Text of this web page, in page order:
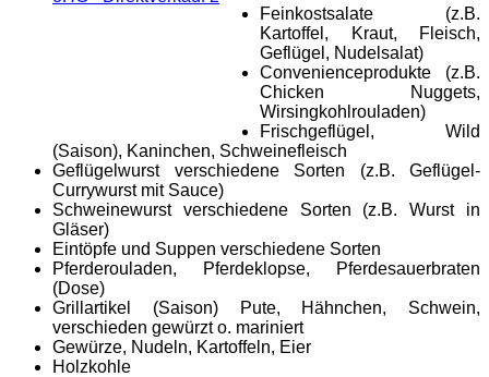
Feinkostsalate (z.B.
Kartoffel, Kraut, Fleisch,
Geflügel, Nudelsalat)
Convenienceprodukte (z.B.
Chicken Nuggets,
Wirsingkohlrouladen)
Frischgeflügel, Wild
(Saison), Kaninchen, Schweinefleisch
Geflügelwurst verschiedene Sorten (z.B. Geflügel-
Currywurst mit Sauce)
Schweinewurst verschiedene Sorten (z.B. Wurst in
Gläser)
Eintöpfe und Suppen verschiedene Sorten
Pferderouladen, Pferdeklopse, Pferdesauerbraten
(Dose)
Grillartikel (Saison) Pute, Hähnchen, Schwein,
verschieden gewürzt o. mariniert
Gewürze, Nudeln, Kartoffeln, Eier
Holzkohle